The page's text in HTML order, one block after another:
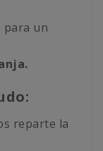
para un
reparte la